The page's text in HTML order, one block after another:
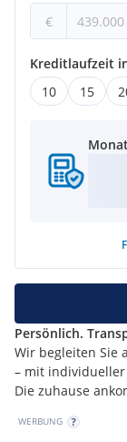
€
Kreditlaufzeit
10
15
Persönlich.
Wir begleiten Sie
– mit
Die zuhause
WERBUNG